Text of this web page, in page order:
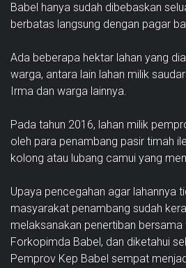
Babel hanya sudah dibebaskan
berbatas langsung dengan pagar
Ada beberapa hektar lahan yang
warga, antara lain lahan milik
Irma dan warga lainnya.
Pada tahun 2016, lahan milik
oleh para penambang pasir timah
kolong atau lubang camui yang
Upaya pencegahan agar lahannya
masyarakat penambang sudah
melaksanakan penertiban bersama
Forkopimda Babel, dan diketahui
Pemprov Kep Babel sempat